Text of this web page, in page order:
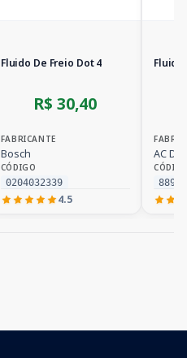
Fluido De Freio Dot 4
R$ 30,40
FABRICANTE
Bosch
CÓDIGO
0204032339
4.5
Fluido
AC